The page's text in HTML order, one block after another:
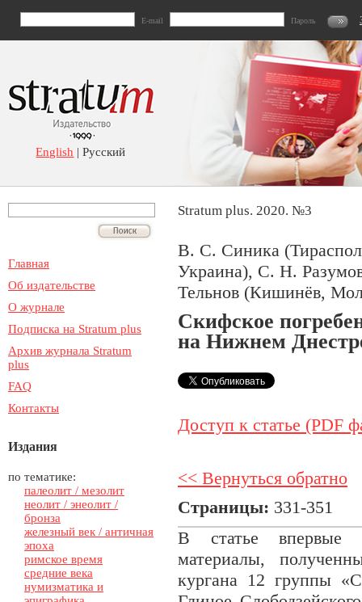
E-mail Пароль
English | Русский
Главная
Об издательстве
О журнале
Подписка на Stratum plus
Архив журнала Stratum
plus
FAQ
Контакты
Издания
по тематике:
палеолит / мезолит
неолит / энеолит /
бронза
железный век / античная
эпоха
римское время
средние века
нумизматика и
Stratum plus. 2020. №3
В. С. Синика
Украина), С. Н.
Тельнов (Кишинёв,
Скифское
на Нижнем
Доступ к статье (PDF
<< Вернуться обратно
Страницы: 331-351
В статье впервые
материалы,
кургана 12 группы